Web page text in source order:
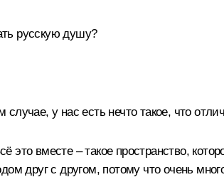
русскую душу?
у нас есть нечто такое, что
вместе – такое пространство,
друг с другом, потому что очень